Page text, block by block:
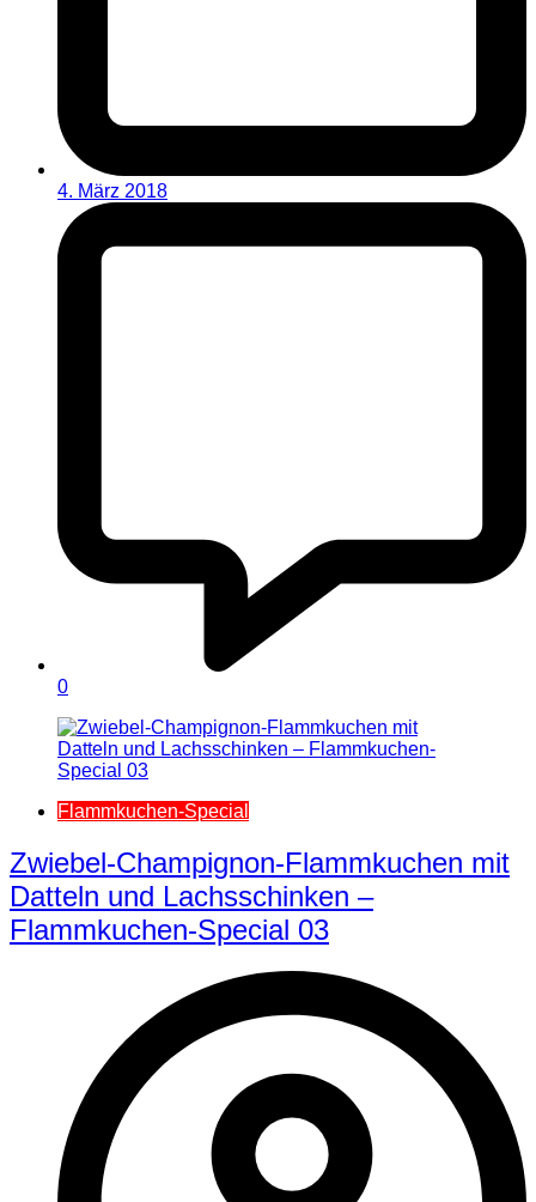
4. März 2018
0
Flammkuchen-Special
Zwiebel-Champignon-Flammkuchen mit
Datteln und Lachsschinken –
Flammkuchen-Special 03